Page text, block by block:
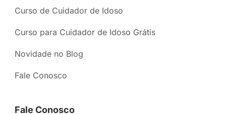
Curso de Cuidador de Idoso
Curso para Cuidador de Idoso Grátis
Novidade no Blog
Fale Conosco
Fale Conosco